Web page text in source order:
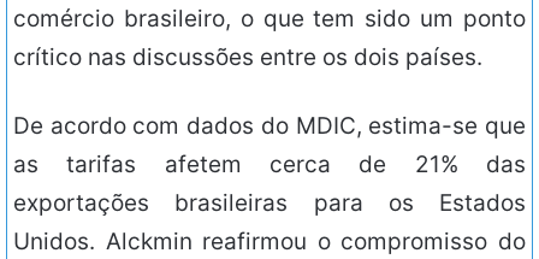
comércio brasileiro, o que tem sido um ponto
crítico nas discussões entre os dois países.
De acordo com dados do MDIC, estima-se que
as tarifas afetem cerca de 21% das
exportações brasileiras para os Estados
Unidos. Alckmin reafirmou o compromisso do